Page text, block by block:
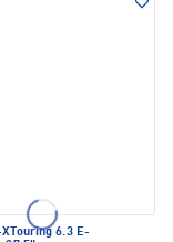
XTouring 6.3 E-